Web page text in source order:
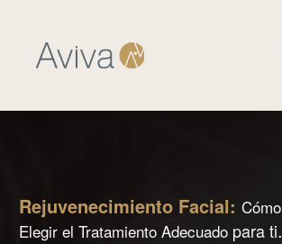
Rejuvenecimiento Facial: Cómo
Elegir el Tratamiento Adecuado para ti.